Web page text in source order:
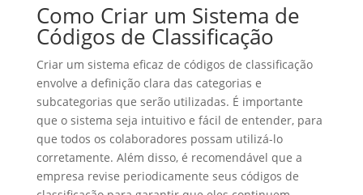
Como Criar um Sistema de
Códigos de Classificação
Criar um sistema eficaz de códigos de classificação
envolve a definição clara das categorias e
subcategorias que serão utilizadas. É importante
que o sistema seja intuitivo e fácil de entender, para
que todos os colaboradores possam utilizá-lo
corretamente. Além disso, é recomendável que a
empresa revise periodicamente seus códigos de